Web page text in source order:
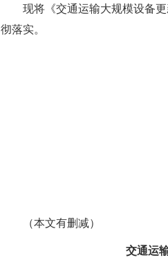
现将《交通运输大规模设备
彻落实。
（本文有删减）
交通运